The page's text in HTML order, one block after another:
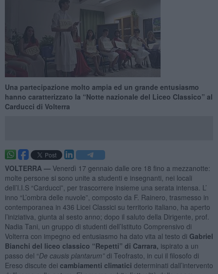
Una partecipazione molto ampia ed un grande entusiasmo
hanno caratterizzato la “Notte nazionale del Liceo Classico” al
Carducci di Volterra
VOLTERRA — Venerdì 17 gennaio dalle ore 18 fino a mezzanotte:
molte persone si sono unite a studenti e insegnanti, nei locali
dell’I.I.S “Carducci”, per trascorrere insieme una serata intensa. L’
inno “L’ombra delle nuvole”, composto da F. Rainero, trasmesso in
contemporanea in 436 Licei Classici su territorio italiano, ha aperto
l’iniziativa, giunta al sesto anno; dopo il saluto della Dirigente, prof.
Nadia Tani, un gruppo di studenti dell’Istituto Comprensivo di
Volterra con impegno ed entusiasmo ha dato vita al testo di Gabriel
Bianchi del liceo classico “Repetti” di Carrara, ispirato a un
passo del “De causis plantarum”di Teofrasto, in cui il filosofo di
Ereso discute dei cambiamenti climatici determinati dall’intervento